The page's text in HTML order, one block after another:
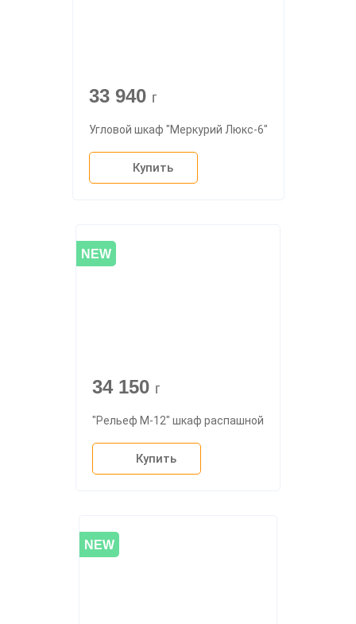
33 940 г
Угловой шкаф "Меркурий Люкс-6"
Купить
NEW
34 150 г
"Рельеф М-12" шкаф распашной
Купить
NEW